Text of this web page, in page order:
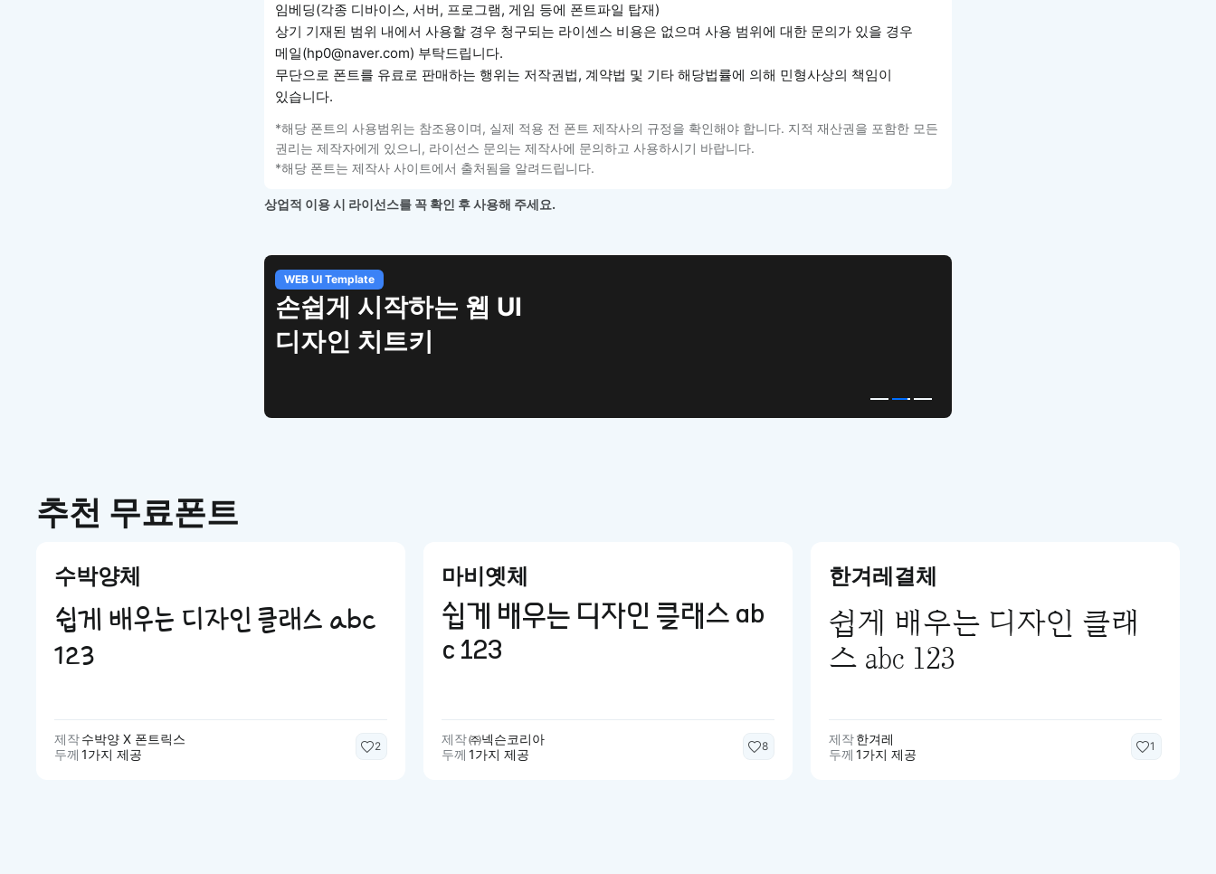
임베딩(각종 디바이스, 서버, 프로그램, 게임 등에 폰트파일 탑재)
상기 기재된 범위 내에서 사용할 경우 청구되는 라이센스 비용은 없으며 사용 범위에 대한 문의가 있을 경우
메일(hp0@naver.com) 부탁드립니다.
무단으로 폰트를 유료로 판매하는 행위는 저작권법, 계약법 및 기타 해당법률에 의해 민형사상의 책임이
있습니다.
*해당 폰트의 사용범위는 참조용이며, 실제 적용 전 폰트 제작사의 규정을 확인해야 합니다. 지적 재산권을 포함한 모든
권리는 제작자에게 있으니, 라이선스 문의는 제작사에 문의하고 사용하시기 바랍니다.
*해당 폰트는 제작사 사이트에서 출처됨을 알려드립니다.
상업적 이용 시 라이선스를 꼭 확인 후 사용해 주세요.
손쉽게 시작하는 웹 UI
디자인 치트키
추천 무료폰트
수박양체
쉽게 배우는 디자인 클래스 abc
123
제작수박양 X 폰트릭스
두께 1가지 제공
2
마비옛체
쉽게 배우는 디자인 클래스 ab
c 123
제작㈜넥슨코리아
두께 1가지 제공
8
한겨레결체
쉽게 배우는 디자인 클래
스 abc 123
제작한겨레
두께 1가지 제공
1